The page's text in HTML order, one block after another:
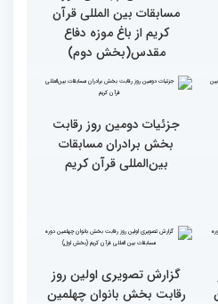
گزارش تصویری دومین روز
رقابت بخش برادران
چهلمین دوره مسابقات
بین‌المللی قرآن کریم(بخش
اول)
متسابقین چهلمین دوره
مسابقات بین المللی قرآن
کریم از باغ موزه دفاع
مقدس(بخش دوم)